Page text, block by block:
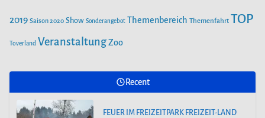
2019 Saison 2020 Show Sonderangebot Themenbereich Themenfahrt TOP
Toverland VeranstaltungZoo
Recent
FEUER IM FREIZEITPARK FREIZEIT-LAND